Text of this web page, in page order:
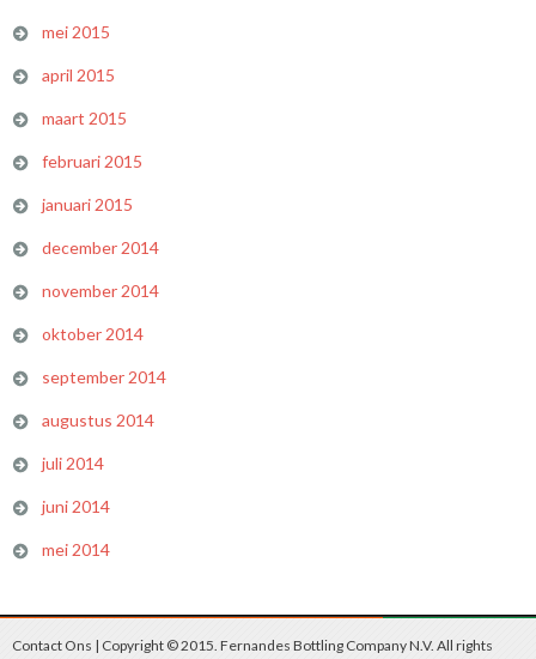
mei 2015
april 2015
maart 2015
februari 2015
januari 2015
december 2014
november 2014
oktober 2014
september 2014
augustus 2014
juli 2014
juni 2014
mei 2014
Contact Ons | Copyright © 2015. Fernandes Bottling Company N.V. All rights